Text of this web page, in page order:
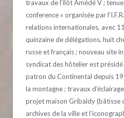
travaux de l’ilôt Amédé V ;
conference » organisée par
relations internationales, avec
quinzaine de délégations, huit
russe et français ; nouveau site
syndicat des hôtelier est
patron du Continental depuis
la montagne ; travaux
projet maison Gribaldy (bâtisse
archives de la ville et